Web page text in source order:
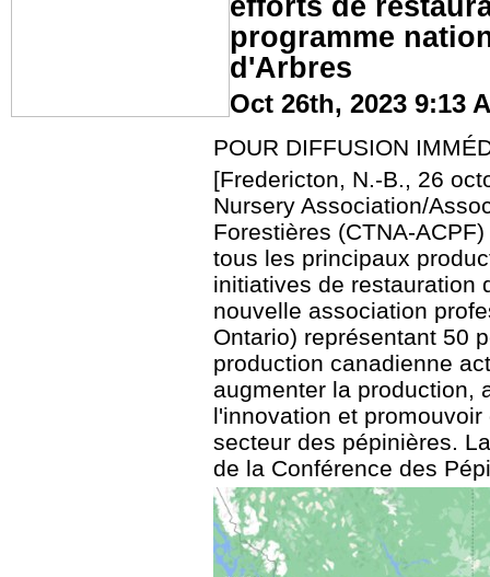
programme
d'Arbres
Oct 26th, 2023 9:13
POUR DIFFUSION
[Fredericton, N.-B., 26
Nursery Association/
Forestières (CTNA-
tous les principaux
initiatives de restauration
nouvelle association
Ontario) représentant 50
production canadienne
augmenter la production,
l'innovation et
secteur des pépinières.
de la Conférence des